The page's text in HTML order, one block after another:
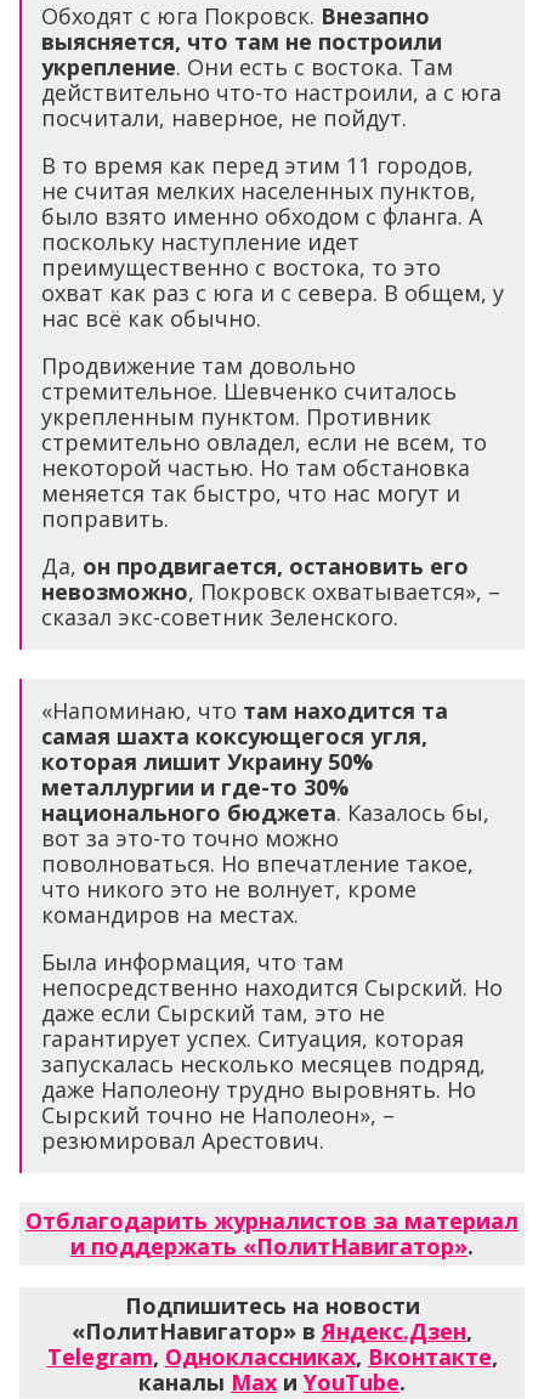
Обходят с юга Покровск. Внезапно
выясняется, что там не построили
укрепление. Они есть с востока. Там
действительно что-то настроили, а с юга
посчитали, наверное, не пойдут.
В то время как перед этим 11 городов,
не считая мелких населенных пунктов,
было взято именно обходом с фланга. А
поскольку наступление идет
преимущественно с востока, то это
охват как раз с юга и с севера. В общем, у
нас всё как обычно.
Продвижение там довольно
стремительное. Шевченко считалось
укрепленным пунктом. Противник
стремительно овладел, если не всем, то
некоторой частью. Но там обстановка
меняется так быстро, что нас могут и
поправить.
Да, он продвигается, остановить его
невозможно, Покровск охватывается», –
сказал экс-советник Зеленского.
«Напоминаю, что там находится та
самая шахта коксующегося угля,
которая лишит Украину 50%
металлургии и где-то 30%
национального бюджета. Казалось бы,
вот за это-то точно можно
поволноваться. Но впечатление такое,
что никого это не волнует, кроме
командиров на местах.
Была информация, что там
непосредственно находится Сырский. Но
даже если Сырский там, это не
гарантирует успех. Ситуация, которая
запускалась несколько месяцев подряд,
даже Наполеону трудно выровнять. Но
Сырский точно не Наполеон», –
резюмировал Арестович.
Отблагодарить журналистов за материал
и поддержать «ПолитНавигатор».
Подпишитесь на новости
«ПолитНавигатор» вЯндекс.Дзен,
Telegram, Одноклассниках, Вконтакте,
каналы Max и YouTube.